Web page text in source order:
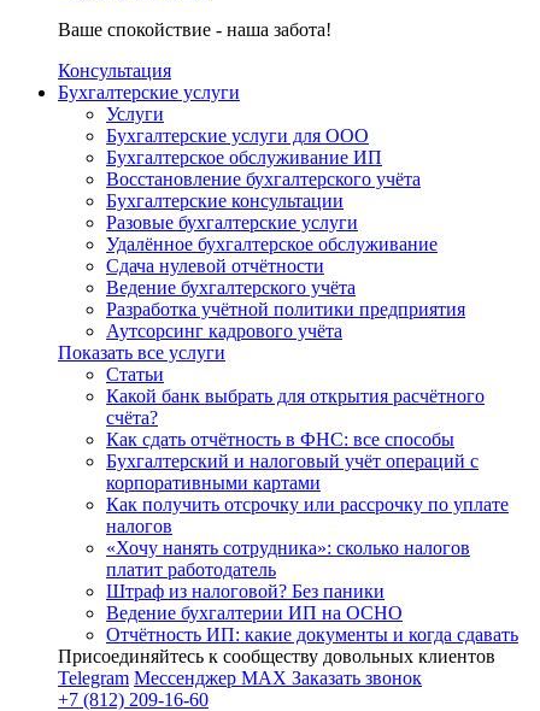
Ваше спокойствие - наша забота!
Консультация
Бухгалтерские услуги
Услуги
Бухгалтерские услуги для ООО
Бухгалтерское обслуживание ИП
Восстановление бухгалтерского учёта
Бухгалтерские консультации
Разовые бухгалтерские услуги
Удалённое бухгалтерское обслуживание
Сдача нулевой отчётности
Ведение бухгалтерского учёта
Разработка учётной политики предприятия
Аутсорсинг кадрового учёта
Показать все услуги
Статьи
Какой банк выбрать для открытия расчётного
счёта?
Как сдать отчётность в ФНС: все способы
Бухгалтерский и налоговый учёт операций с
корпоративными картами
Как получить отсрочку или рассрочку по уплате
налогов
«Хочу нанять сотрудника»: сколько налогов
платит работодатель
Штраф из налоговой? Без паники
Ведение бухгалтерии ИП на ОСНО
Отчётность ИП: какие документы и когда сдавать
Присоединяйтесь к сообществу довольных клиентов
Telegram Мессенджер MAX Заказать звонок
+7 (812) 209-16-60